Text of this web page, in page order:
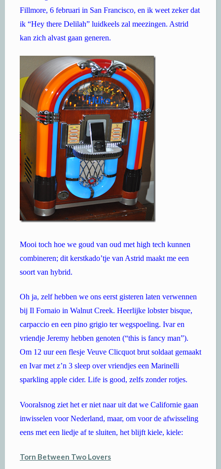
Fillmore, 6 februari in San Francisco, en ik weet zeker dat
ik “Hey there Delilah” luidkeels zal meezingen. Astrid
kan zich alvast gaan generen.
Mooi toch hoe we goud van oud met high tech kunnen
combineren; dit kerstkado’tje van Astrid maakt me een
soort van hybrid.
Oh ja, zelf hebben we ons eerst gisteren laten verwennen
bij Il Fornaio in Walnut Creek. Heerlijke lobster bisque,
carpaccio en een pino grigio ter wegspoeling. Ivar en
vriendje Jeremy hebben genoten (“this is fancy man”).
Om 12 uur een flesje Veuve Clicquot brut soldaat gemaakt
en Ivar met z’n 3 sleep over vriendjes een Marinelli
sparkling apple cider. Life is good, zelfs zonder rotjes.
Vooralsnog ziet het er niet naar uit dat we Californie gaan
inwisselen voor Nederland, maar, om voor de afwisseling
eens met een liedje af te sluiten, het blijft kiele, kiele:
Torn Between Two Lovers